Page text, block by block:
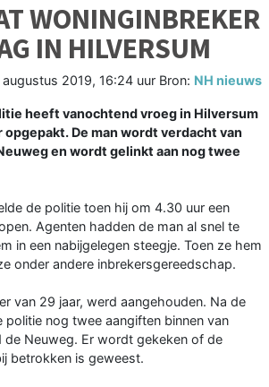
WONINGINBREKER
IN HILVERSUM
augustus 2019, 16:24 uur Bron: NH nieuws
heeft vanochtend vroeg in Hilversum
De man wordt verdacht van
en wordt gelinkt aan nog twee
de politie toen hij om 4.30 uur een
Agenten hadden de man al snel te
in een nabijgelegen steegje. Toen ze hem
onder andere inbrekersgereedschap.
van 29 jaar, werd aangehouden. Na de
politie nog twee aangiften binnen van
de Neuweg. Er wordt gekeken of de
betrokken is geweest.